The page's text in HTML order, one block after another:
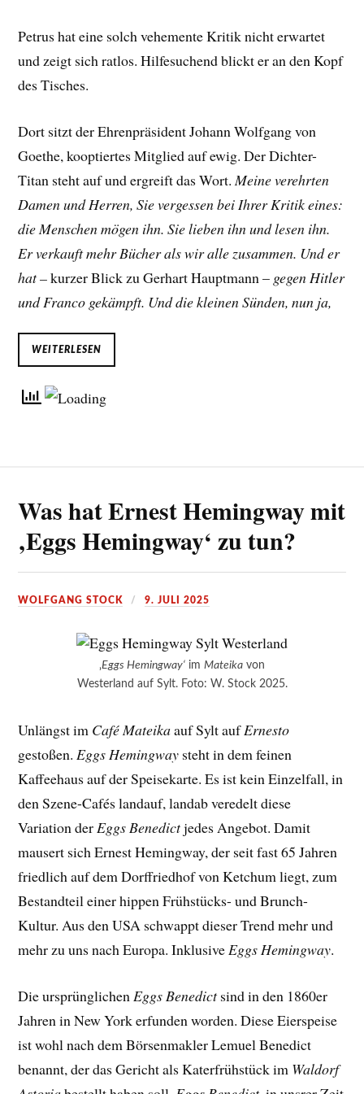
Petrus hat eine solch vehemente Kritik nicht erwartet
und zeigt sich ratlos. Hilfesuchend blickt er an den Kopf
des Tisches.
Dort sitzt der Ehrenpräsident Johann Wolfgang von
Goethe, kooptiertes Mitglied auf ewig. Der Dichter-
Titan steht auf und ergreift das Wort. Meine verehrten
Damen und Herren, Sie vergessen bei Ihrer Kritik eines:
die Menschen mögen ihn. Sie lieben ihn und lesen ihn.
Er verkauft mehr Bücher als wir alle zusammen. Und er
hat –kurzer Blick zu Gerhart Hauptmann – gegen Hitler
und Franco gekämpft. Und die kleinen Sünden, nun ja,
WEITERLESEN
Was hat Ernest Hemingway mit
‚Eggs Hemingway‘ zu tun?
WOLFGANG STOCK 9. JULI 2025
‚Eggs Hemingway‘ im Mateika von
Westerland auf Sylt. Foto: W. Stock 2025.
Unlängst im Café Mateikaauf Sylt aufErnesto
gestoßen.Eggs Hemingway steht in dem feinen
Kaffeehaus auf der Speisekarte. Es ist kein Einzelfall, in
den Szene-Cafés landauf, landab veredelt diese
Variation derEggs Benedictjedes Angebot. Damit
mausert sich Ernest Hemingway, der seit fast 65 Jahren
friedlich auf dem Dorffriedhof von Ketchum liegt, zum
Bestandteil einer hippen Frühstücks- und Brunch-
Kultur. Aus den USA schwappt dieser Trend mehr und
mehr zu uns nach Europa. InklusiveEggs Hemingway.
Die ursprünglichenEggs Benedictsind in den 1860er
Jahren in New York erfunden worden. Diese Eierspeise
ist wohl nach dem Börsenmakler Lemuel Benedict
benannt, der das Gericht als Katerfrühstück im Waldorf